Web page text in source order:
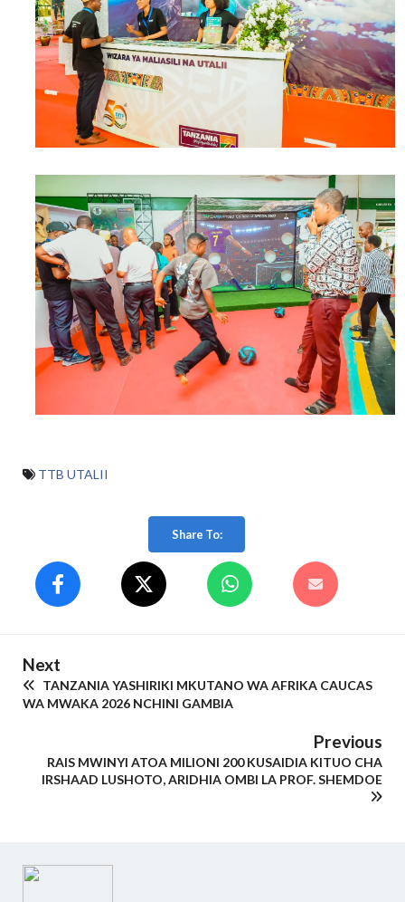
TTB UTALII
Share To:
Next
TANZANIA YASHIRIKI MKUTANO WA AFRIKA CAUCAS
WA MWAKA 2026 NCHINI GAMBIA
Previous
RAIS MWINYI ATOA MILIONI 200 KUSAIDIA KITUO CHA
IRSHAAD LUSHOTO, ARIDHIA OMBI LA PROF. SHEMDOE